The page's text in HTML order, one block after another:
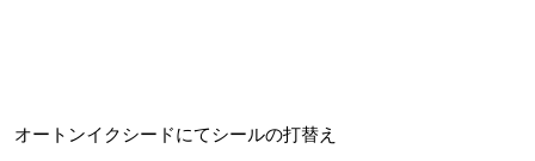
オートンイクシードにてシールの打替え